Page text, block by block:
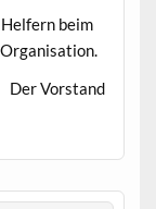
beim
Der Vorstand